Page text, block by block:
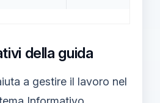
della guida
a gestire il lavoro nel